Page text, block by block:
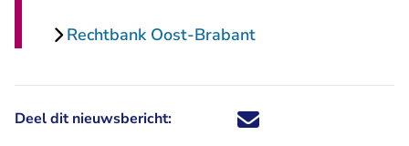
Rechtbank Oost-Brabant
Deel dit nieuwsbericht: Deel dit nieuwsbericht via X -
Deel dit nieuwsbericht via
Deel dit nieuwsbericht
Deel dit